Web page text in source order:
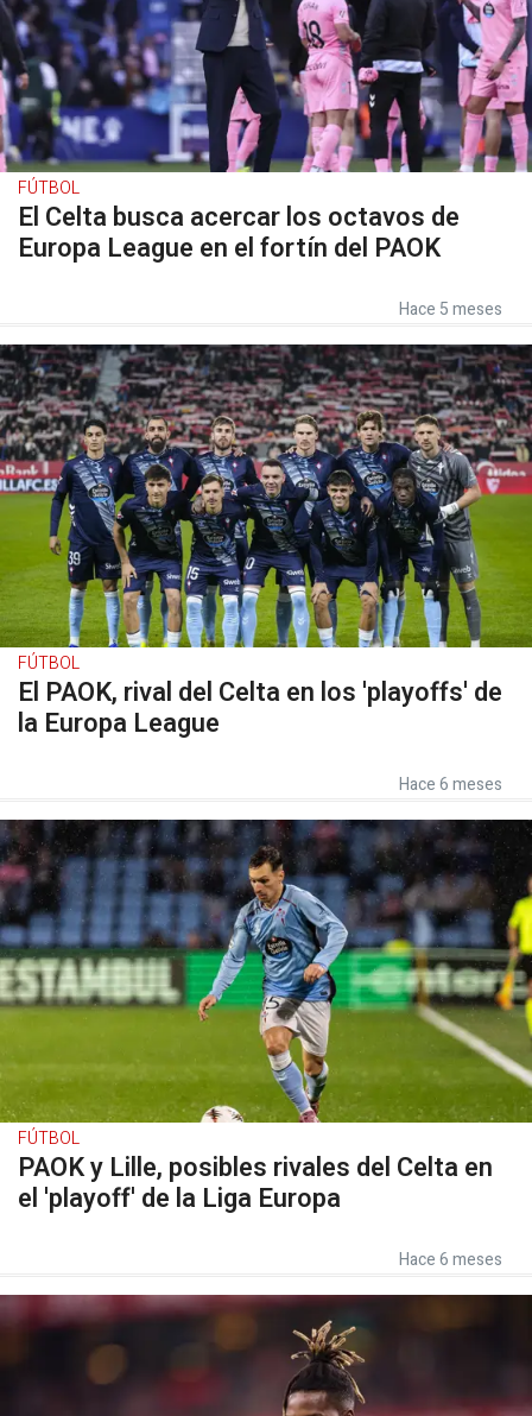
FÚTBOL
El Celta busca acercar los octavos de
Europa League en el fortín del PAOK
Hace 5 meses
FÚTBOL
El PAOK, rival del Celta en los 'playoffs' de
la Europa League
Hace 6 meses
FÚTBOL
PAOK y Lille, posibles rivales del Celta en
el 'playoff' de la Liga Europa
Hace 6 meses